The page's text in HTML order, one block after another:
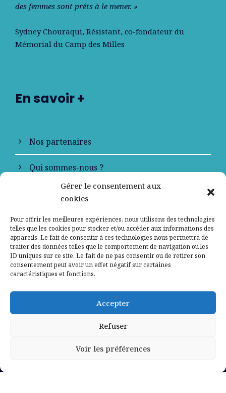
Gérer le consentement aux
cookies
Pour offrir les meilleures expériences, nous utilisons des technologies
telles que les cookies pour stocker et/ou accéder aux informations des
appareils. Le fait de consentir à ces technologies nous permettra de
traiter des données telles que le comportement de navigation ou les
ID uniques sur ce site. Le fait de ne pas consentir ou de retirer son
consentement peut avoir un effet négatif sur certaines
caractéristiques et fonctions.
Accepter
Refuser
Voir les préférences
des femmes sont prêts à le mener. »
Sydney Chouraqui, Résistant, co-fondateur du
Mémorial du Camp des Milles
En savoir +
Nos partenaires
Qui sommes-nous ?
Contactez-nous
Mentions légales
Politique de confidentialité